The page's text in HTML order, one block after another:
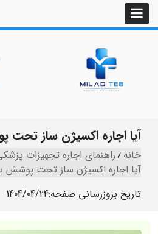
آیا اجاره اکسیژن ساز
خانه راهنمای اجاره تجهیزات
آیا اجاره اکسیژن ساز تحت پوشش
تاریخ بروزرسانی صفحه:1404/04/24